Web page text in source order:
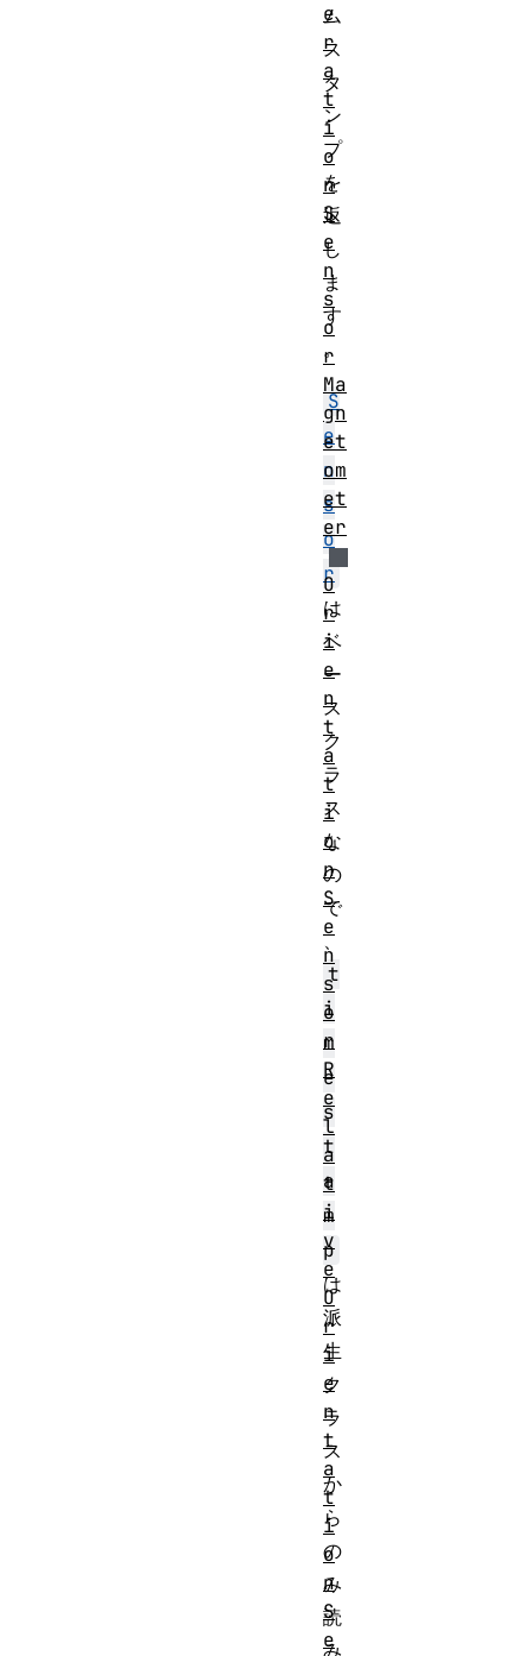
ム
ス
タ
ン
プ
を
返
し
ま
す
。
S
e
n
s
o
r
は
ベ
ー
ス
ク
ラ
ス
な
の
で
、
t
i
m
e
s
t
a
m
p
は
派
生
ク
ラ
ス
か
ら
の
み
読
み
e
r
a
t
i
o
n
S
e
n
s
o
r
Ma
gn
et
om
et
er
O
r
i
e
n
t
a
t
i
o
n
S
e
n
s
o
r
R
e
l
a
t
i
v
e
O
r
i
e
n
t
a
t
i
o
n
S
e